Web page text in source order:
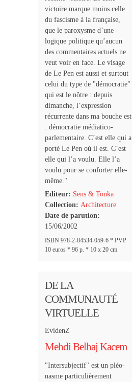
victoire marque moins celle
du fascisme à la française,
que le paroxysme d’une
logique politique qu’aucun
des commentaires actuels ne
veut voir en face. Le visage
de Le Pen est aussi et surtout
celui du type de "démocratie"
qui est le nôtre : depuis
dimanche, l’expression
récurrente dans ma bouche est
: démocratie médiatico-
parlementaire. C’est elle qui a
porté Le Pen où il est. C’est
elle qui l’a voulu. Elle l’a
voulu pour se conforter elle-
même."
Editeur: Sens & Tonka
Collection: Architecture
Date de parution:
15/06/2002
ISBN 978-2-84534-059-6 * PVP
10 euros * 96 p. * 10 x 20 cm
DE LA
COMMUNAUTÉ
VIRTUELLE
EvidenZ
Mehdi Belhaj Kacem
"Intersubjectif" est un pléo­
nas­me particulièrement